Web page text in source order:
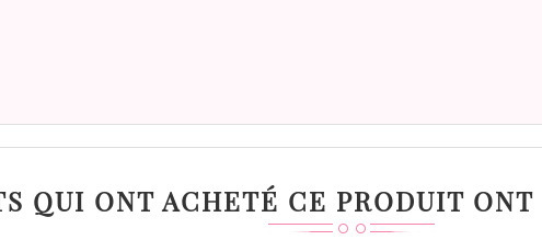
QUI ONT ACHETÉ CE PRODUIT